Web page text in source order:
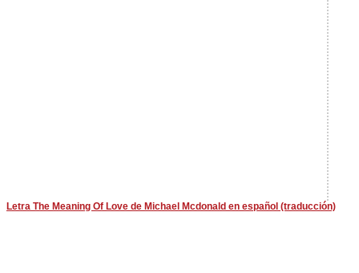
Letra The Meaning Of Love de Michael Mcdonald en español (traducción)